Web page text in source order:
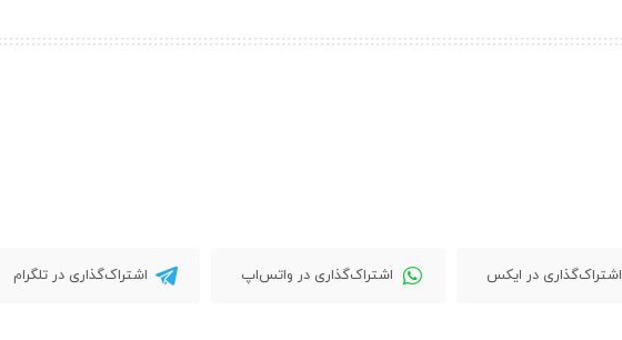
اشتراک‌گذاری در ایکس اشتراک‌گذاری در واتس‌اپ اشتراک‌گذاری در تلگرام